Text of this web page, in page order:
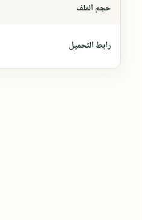
حجم الملف
رابط التحميل